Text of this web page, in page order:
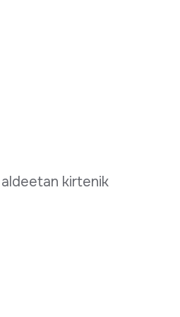
kirtenik